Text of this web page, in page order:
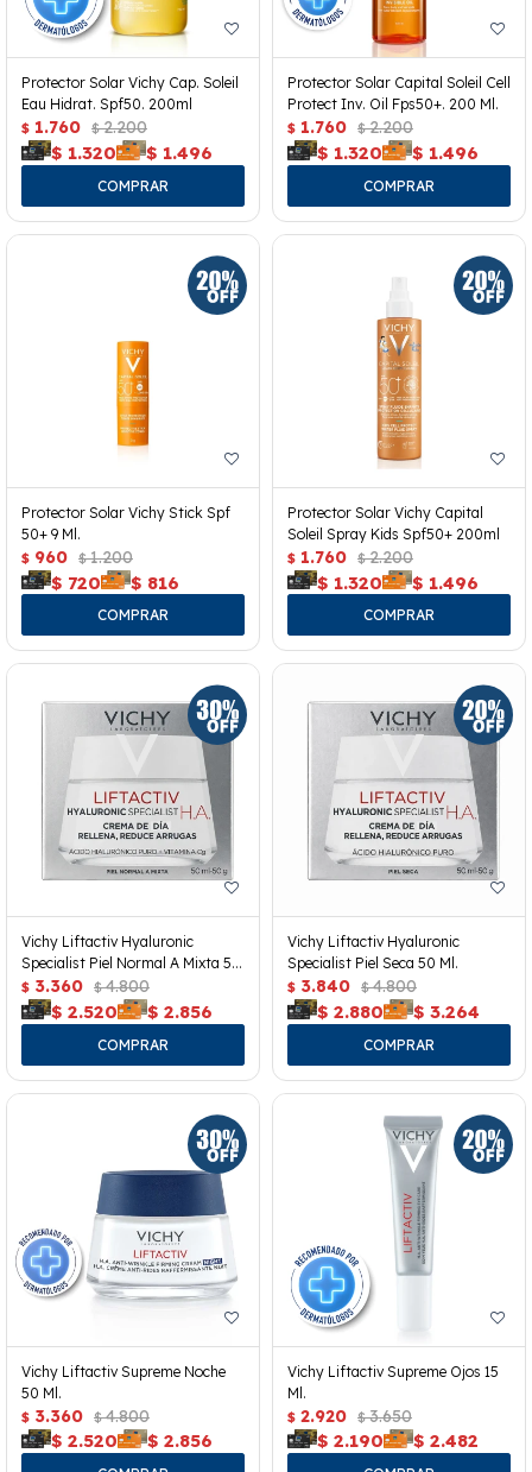
Protector Solar Vichy Cap. Soleil
Eau Hidrat. Spf50. 200ml
$ 1.760 $ 2.200
$ 1.320 $ 1.496
Protector Solar Capital Soleil Cell
Protect Inv. Oil Fps50+. 200 Ml.
$ 1.760 $ 2.200
$ 1.320 $ 1.496
Protector Solar Vichy Stick Spf
50+ 9 Ml.
$ 960 $ 1.200
$ 720 $ 816
Protector Solar Vichy Capital
Soleil Spray Kids Spf50+ 200ml
$ 1.760 $ 2.200
$ 1.320 $ 1.496
Vichy Liftactiv Hyaluronic
Specialist Piel Normal A Mixta 50
Ml.
$ 3.360 $ 4.800
$ 2.520 $ 2.856
Vichy Liftactiv Hyaluronic
Specialist Piel Seca 50 Ml.
$ 3.840 $ 4.800
$ 2.880 $ 3.264
Vichy Liftactiv Supreme Noche
50 Ml.
$ 3.360 $ 4.800
$ 2.520 $ 2.856
Vichy Liftactiv Supreme Ojos 15
Ml.
$ 2.920 $ 3.650
$ 2.190 $ 2.482